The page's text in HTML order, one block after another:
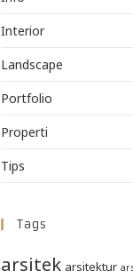
Interior
Landscape
Portfolio
Properti
Tips
Tags
arsitek arsitektur